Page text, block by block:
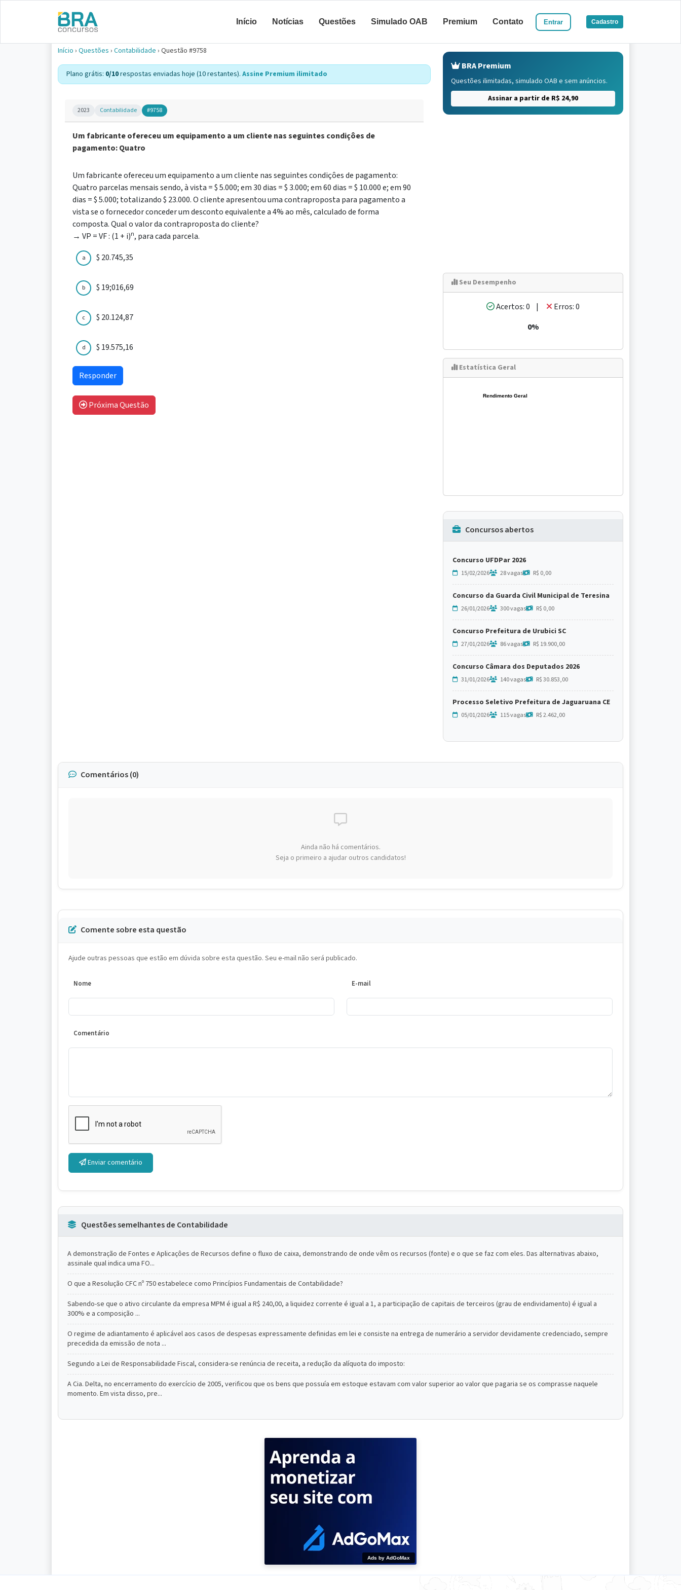
Início Notícias Questões Simulado OAB Premium Contato Entrar Cadastro
Início › Questões › Contabilidade › Questão #9758
Plano grátis: 0/10respostas enviadas hoje (10 restantes). Assine Premium ilimitado
2023 Contabilidade #9758
Um fabricante ofereceu um equipamento a um cliente nas seguintes condiçôes de
pagamento: Quatro
Um fabricante ofereceu um equipamento a um cliente nas seguintes condiçôes de pagamento:
Quatro parcelas mensais sendo, à vista = $ 5.000; em 30 dias = $ 3.000; em 60 dias = $ 10.000 e; em 90
dias = $ 5.000; totalizando $ 23.000. O cliente apresentou uma contraproposta para pagamento a
vista se o fornecedor conceder um desconto equivalente a 4% ao mês, calculado de forma
composta. Qual o valor da contraproposta do cliente?
→ VP = VF : (1 + i)n, para cada parcela.
a $ 20.745,35
b $ 19;016,69
c $ 20.124,87
d $ 19.575,16
Próxima Questão
BRA Premium
Questões ilimitadas, simulado OAB e sem anúncios.
Assinar a partir de R$ 24,90
Seu Desempenho
Acertos: 0 |
Erros: 0
0%
Estatística Geral
Rendimento Geral
Concursos abertos
Concurso UFDPar 2026
15/02/2026 28 vagas R$ 0,00
Concurso da Guarda Civil Municipal de Teresina
26/01/2026 300 vagas R$ 0,00
Concurso Prefeitura de Urubici SC
27/01/2026 86 vagas R$ 19.900,00
Concurso Câmara dos Deputados 2026
31/01/2026 140 vagas R$ 30.853,00
Processo Seletivo Prefeitura de Jaguaruana CE
05/01/2026 115 vagas R$ 2.462,00
Comentários (0)
Ainda não há comentários.
Seja o primeiro a ajudar outros candidatos!
Comente sobre esta questão
Ajude outras pessoas que estão em dúvida sobre esta questão. Seu e-mail não será publicado.
Nome E-mail
Comentário
Enviar comentário
Questões semelhantes de Contabilidade
A demonstração de Fontes e Aplicaçôes de Recursos define o fluxo de caixa, demonstrando de onde vêm os recursos (fonte) e o que se faz com eles. Das alternativas abaixo,
assinale qual indica uma FO...
O que a Resolução CFC nº 750 estabelece como Princípios Fundamentais de Contabilidade?
Sabendo-se que o ativo circulante da empresa MPM é igual a R$ 240,00, a liquidez corrente é igual a 1, a participação de capitais de terceiros (grau de endividamento) é igual a
300% e a composição ...
O regime de adiantamento é aplicável aos casos de despesas expressamente definidas em lei e consiste na entrega de numerário a servidor devidamente credenciado, sempre
precedida da emissão de nota ...
Segundo a Lei de Responsabilidade Fiscal, considera-se renúncia de receita, a redução da alíquota do imposto:
A Cia. Delta, no encerramento do exercício de 2005, verificou que os bens que possuía em estoque estavam com valor superior ao valor que pagaria se os comprasse naquele
momento. Em vista disso, pre...
Ads by AdGoMax